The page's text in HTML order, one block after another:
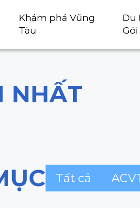
Khám phá Vũng
Tàu
Du
Gói
NHẤT
Tất cả